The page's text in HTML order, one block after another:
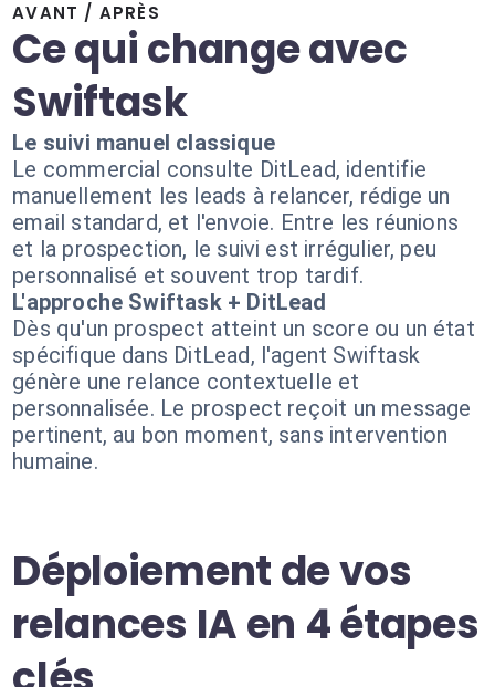
AVANT / APRÈS
Ce qui change avec
Swiftask
Le suivi manuel classique
Le commercial consulte DitLead, identifie
manuellement les leads à relancer, rédige un
email standard, et l'envoie. Entre les réunions
et la prospection, le suivi est irrégulier, peu
personnalisé et souvent trop tardif.
L'approche Swiftask + DitLead
Dès qu'un prospect atteint un score ou un état
spécifique dans DitLead, l'agent Swiftask
génère une relance contextuelle et
personnalisée. Le prospect reçoit un message
pertinent, au bon moment, sans intervention
humaine.
Déploiement de vos
relances IA en 4 étapes